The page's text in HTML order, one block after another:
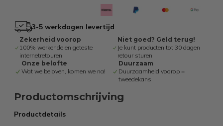
3-5 werkdagen levertijd
Zekerheid voorop
100% werkende en geteste
internetretouren
Niet goed? Geld terug!
Je kunt producten tot 30 dagen
retour sturen
Onze belofte
Wat we beloven, komen we na!
Duurzaam
Duurzaamheid voorop =
tweedekans
Productomschrijving
Productdetails